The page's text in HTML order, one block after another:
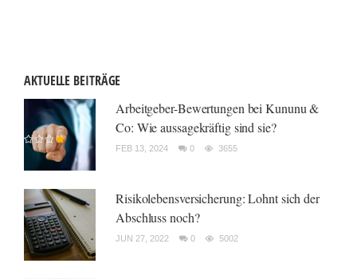
AKTUELLE BEITRÄGE
Arbeitgeber-Bewertungen bei Kununu &
Co: Wie aussagekräftig sind sie?
FEB 13, 2024 0 3655
Risikolebensversicherung: Lohnt sich der
Abschluss noch?
JUN 27, 2022 0 5002